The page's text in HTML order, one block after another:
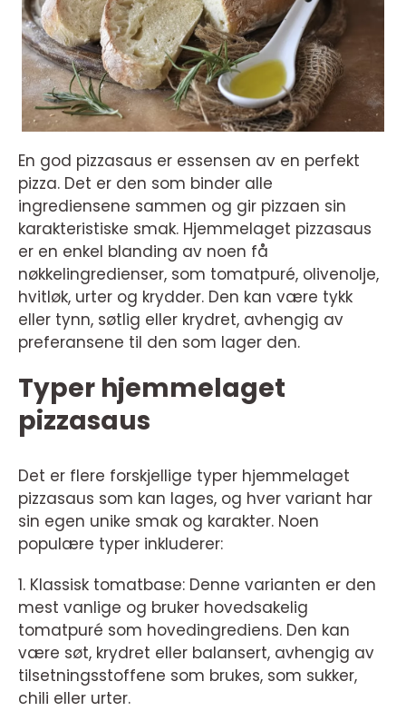
En god pizzasaus er essensen av en perfekt
pizza. Det er den som binder alle
ingrediensene sammen og gir pizzaen sin
karakteristiske smak. Hjemmelaget pizzasaus
er en enkel blanding av noen få
nøkkelingredienser, som tomatpuré, olivenolje,
hvitløk, urter og krydder. Den kan være tykk
eller tynn, søtlig eller krydret, avhengig av
preferansene til den som lager den.
Typer hjemmelaget
pizzasaus
Det er flere forskjellige typer hjemmelaget
pizzasaus som kan lages, og hver variant har
sin egen unike smak og karakter. Noen
populære typer inkluderer:
1. Klassisk tomatbase: Denne varianten er den
mest vanlige og bruker hovedsakelig
tomatpuré som hovedingrediens. Den kan
være søt, krydret eller balansert, avhengig av
tilsetningsstoffene som brukes, som sukker,
chili eller urter.